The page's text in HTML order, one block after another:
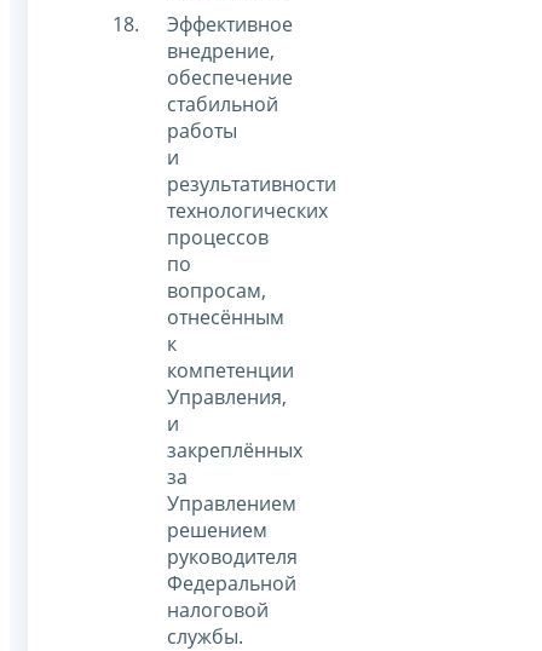
Эффективное
внедрение,
обеспечение
стабильной
работы
и
результативности
технологических
процессов
по
вопросам,
отнесённым
к
компетенции
Управления,
и
закреплённых
за
Управлением
решением
руководителя
Федеральной
налоговой
службы.